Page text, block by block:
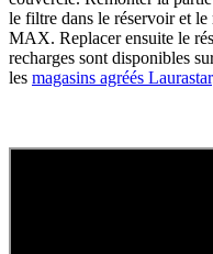
le filtre dans le réservoir et
MAX. Replacer ensuite le
recharges sont disponibles
les magasins agréés Laurastar